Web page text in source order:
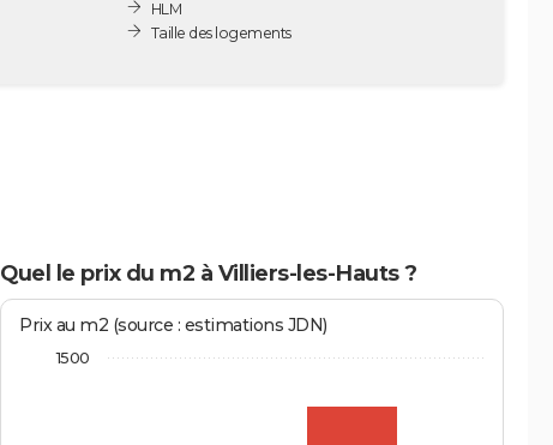
HLM
Taille des logements
Quel le prix du m2 à Villiers-les-Hauts ?
Prix au m2 (source : estimations JDN)
1500